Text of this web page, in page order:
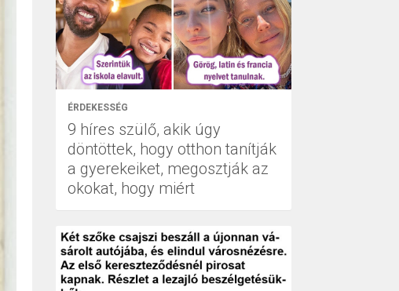
ÉRDEKESSÉG
9 híres szülő, akik úgy
döntöttek, hogy otthon tanítják
a gyerekeiket, megosztják az
okokat, hogy miért